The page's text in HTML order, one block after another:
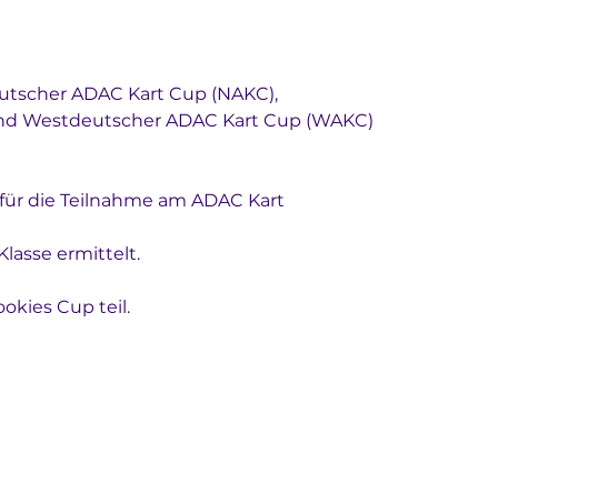
ADAC Kart Cup (NAKC),
Westdeutscher ADAC Kart Cup (WAKC)
die Teilnahme am ADAC Kart
ermittelt.
Cup teil.